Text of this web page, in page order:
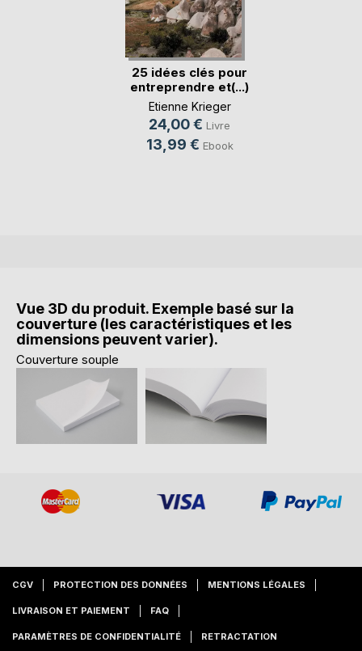
25 idées clés pour
entreprendre et(...)
Etienne Krieger
24,00 € Livre
13,99 € Ebook
Vue 3D du produit. Exemple basé sur la
couverture (les caractéristiques et les
dimensions peuvent varier).
Couverture souple
CGV PROTECTION DES DONNÉES MENTIONS LÉGALES
LIVRAISON ET PAIEMENT FAQ
PARAMÈTRES DE CONFIDENTIALITÉ RETRACTATION